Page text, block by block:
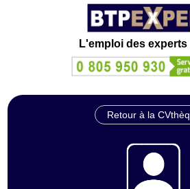
L'emploi des experts
Retour à la